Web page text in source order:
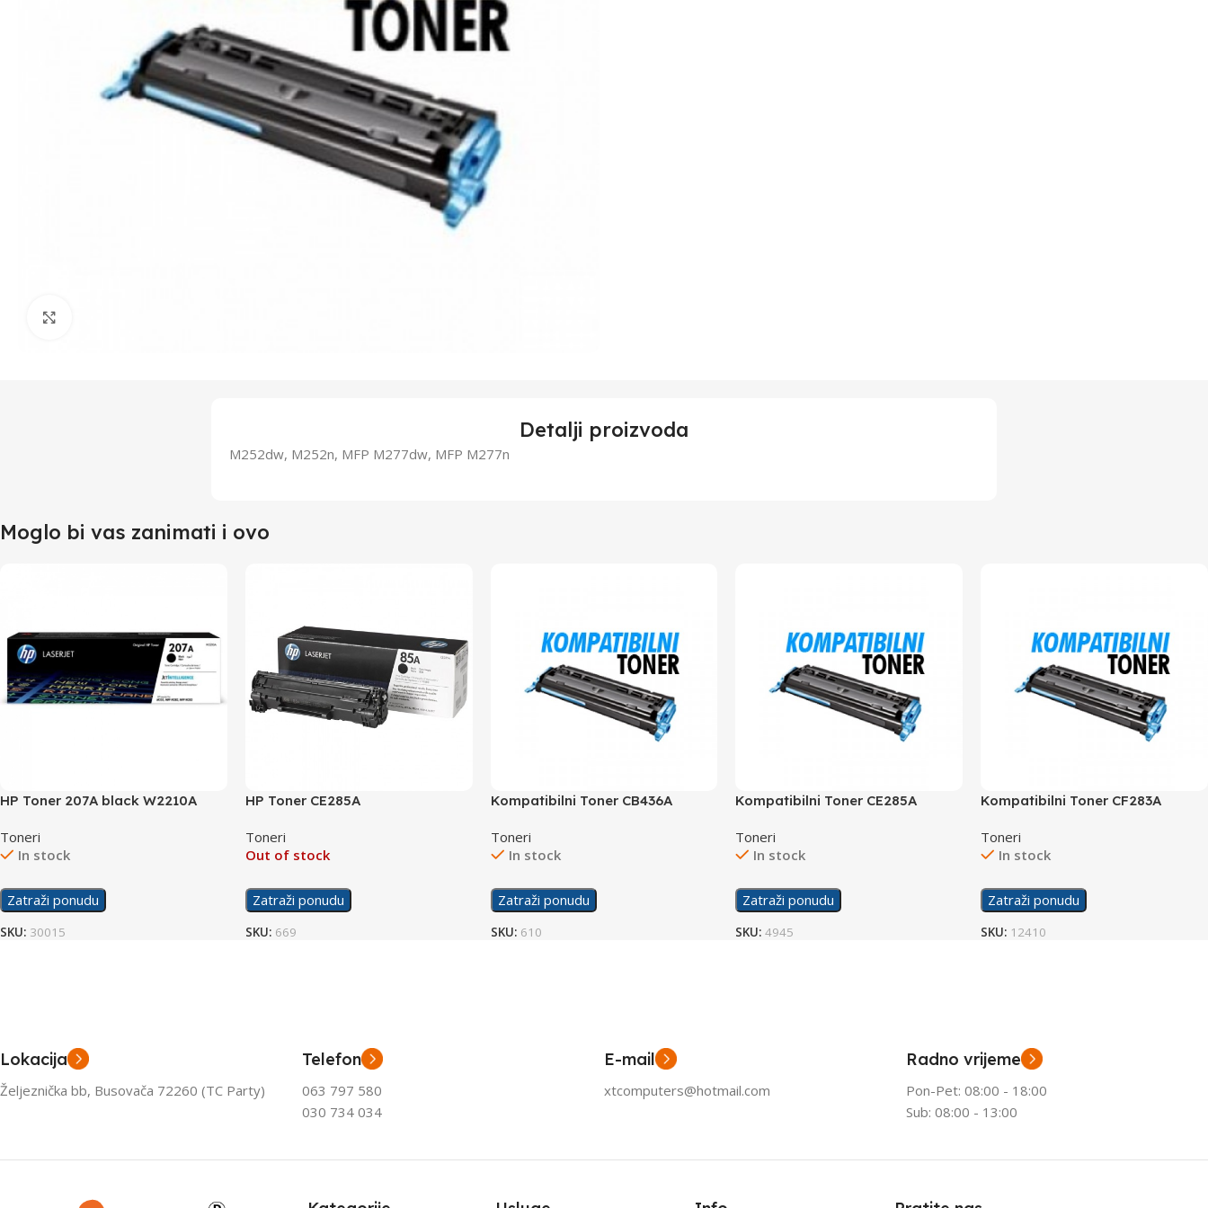
Detalji proizvoda
M252dw, M252n, MFP M277dw, MFP M277n
Moglo bi vas zanimati i ovo
HP Toner 207A black W2210A
Toneri
In stock
Zatraži ponudu
SKU: 30015
HP Toner CE285A
Toneri
Out of stock
Zatraži ponudu
SKU: 669
Kompatibilni Toner CB436A
Toneri
In stock
Zatraži ponudu
SKU: 610
Kompatibilni Toner CE285A
Toneri
In stock
Zatraži ponudu
SKU:4945
Kompatibilni Toner CF283A
Toneri
In stock
Zatraži ponudu
SKU: 12410
Lokacija
Željeznička bb, Busovača 72260 (TC Party)
Telefon
063 797 580
030 734 034
E-mail
xtcomputers@hotmail.com
Radno vrijeme
Pon-Pet: 08:00 - 18:00
Sub: 08:00 - 13:00